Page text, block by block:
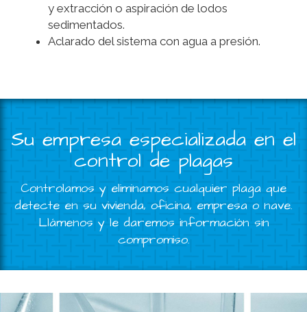
y extracción o aspiración de lodos
sedimentados.
Aclarado del sistema con agua a presión.
Su empresa especializada en el
control de plagas
Controlamos y eliminamos cualquier plaga que
detecte en su vivienda, oficina, empresa o nave.
Llámenos y le daremos información sin
compromiso.